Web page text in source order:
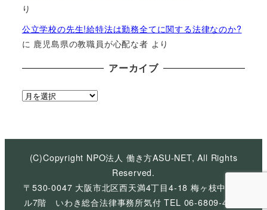
り
公立学校の先生!給特法は勤務全てに関する法律なのか?
に 鹿児島県の教職員が心配な者 より
アーカイブ
ア
イ
(C)Copyright NPO法人 働き方ASU-NET, All Rights
Reserved.
〒530-0047 大阪市北区西天満4丁目4-18 梅ヶ枝中央ビ
ル7階 いわき総合法律事務所気付 TEL 06-6809-4926